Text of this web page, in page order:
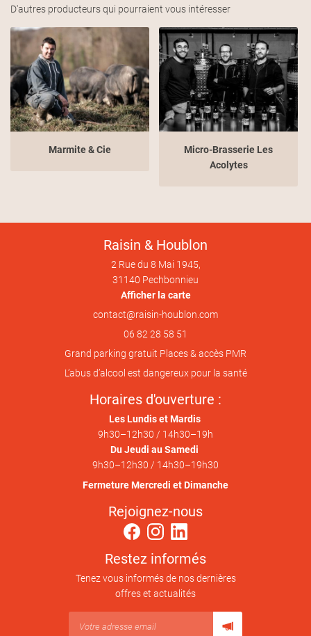
AVIS
CONTACT
INSCRIPTION
Rejoignez-
D'autres producteurs qui pourraient vous intéresser
Marmite & Cie
Micro-Brasserie Les
Acolytes
Raisin & Houblon
2 Rue du 8 Mai 1945,
31140 Pechbonnieu
Afficher la carte
06 82 28 58 51
Grand parking gratuit Places & accès PMR
L’abus d’alcool est dangereux pour la santé
Horaires d'ouverture :
Les Lundis et Mardis
9h30–12h30 / 14h30–19h
Du Jeudi au Samedi
9h30–12h30 / 14h30–19h30
Fermeture Mercredi et Dimanche
Rejoignez-nous
Restez informés
Tenez vous informés de nos dernières
offres et actualités